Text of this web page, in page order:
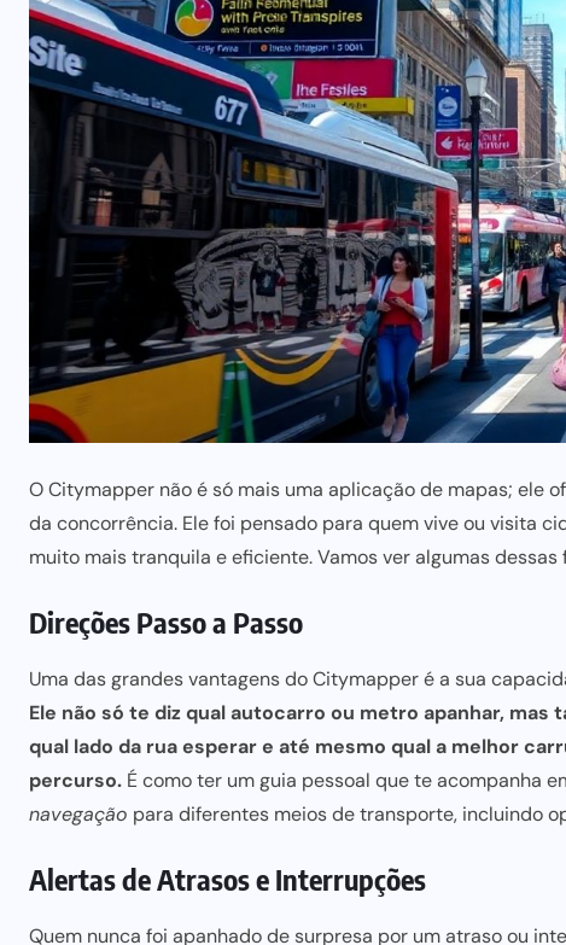
O Citymapper não é só mais uma aplicação de mapas; ele
da concorrência. Ele foi pensado para quem vive ou visita
muito mais tranquila e eficiente. Vamosver algumas
Direções Passo a Passo
Uma das grandesvantagens do Citymapper é a sua
Ele não só te diz qual autocarro ou metro apanhar,
qual lado da rua esperar e até mesmo qual a melhor
percurso. É como ter um guia pessoal que te acompanha
navegação para diferentes meios de transporte, incluindo
Alertas de Atrasos e Interrupções
Quem nunca foi apanhado de surpresa por um atraso ou